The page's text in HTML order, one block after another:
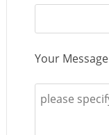
Your Message